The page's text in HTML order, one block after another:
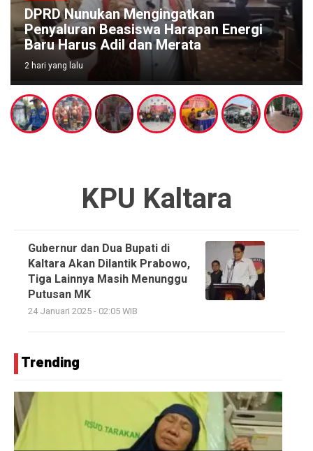
DPRD Nunukan Mengingatkan
Penyaluran Beasiswa Harapan Energi
Baru Harus Adil dan Merata
2 hari yang lalu
KPU Kaltara
Gubernur dan Dua Bupati di
Kaltara Akan Dilantik Prabowo,
Tiga Lainnya Masih Menunggu
Putusan MK
24 Januari 2025 - 02:05 WIB
Trending